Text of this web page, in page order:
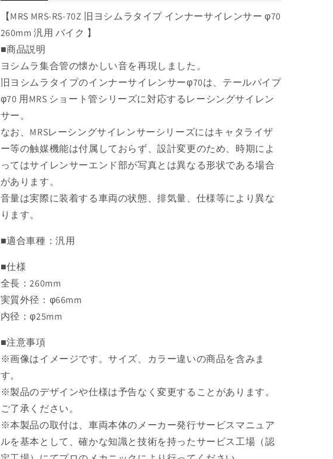
ナ
ー
サ
イ
レ
ン
サ
ー
φ70
260mm
汎
用
の
数
量
減
す
ナ
ー
イ
レ
φ70
260mm
汎
数
増
【MRS MRS-RS-70Z 旧ヨシムラタイプ インナーサイレンサー φ70
260mm 汎用 バイク 】
■商品説明
ヨシムラ集合管の懐かしい音を再現しました。
旧ヨシムラタイプのインナーサイレンサーφ70は、テールパイプ
φ70 用MRS ショート管シリーズに対応するレーシングサイレン
サー。
なお、MRSレーシングサイレンサーシリーズにはキャタライザ
ー等の触媒機能は付属しておらず、設計変更のため、時期によ
ってはサイレンサーエンド部が写真とは異なる形状である場合
があります。
音量は実際に装着する車両の状態、排気量、仕様等により異な
ります。
■適合車種：汎用
■仕様
全長：260mm
実質外径：φ66mm
内径：φ25mm
■注意事項
※画像はイメージです。サイズ、カラー違いの商品を含みま
す。
※製品のデザインや仕様は予告なく変更することがあります。
ご了承ください。
※本製品の取付は、車両本体のメーカー発行サービスマニュア
ルを基本として、確かな知識と技術を持ったサービス工場（認